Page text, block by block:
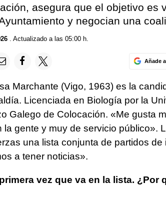
asegura que el objetivo es
y negocian una
. Actualizado a las 05:00 h.
Añade
Marchante (Vigo, 1963) es la
Licenciada en Biología por la
Galego de Colocación. «Me gusta
la gente y muy de servicio público».
una lista conjunta de partidos
a tener noticias».
vez que va en la lista. ¿Por